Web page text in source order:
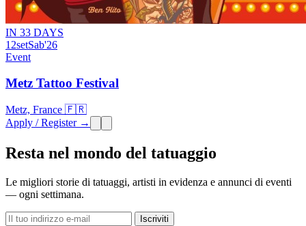
IN 33 DAYS
12setSab'26
Event
Metz Tattoo Festival
Metz, France 🇫🇷
Apply / Register →
Resta nel mondo del tatuaggio
Le migliori storie di tatuaggi, artisti in evidenza e annunci di eventi
— ogni settimana.
Iscriviti